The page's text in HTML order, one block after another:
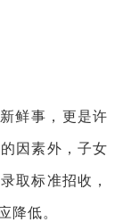
鲜事，更是许
因素外，子女
取标准招收，
降低。